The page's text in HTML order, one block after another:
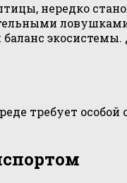
нередко
требует